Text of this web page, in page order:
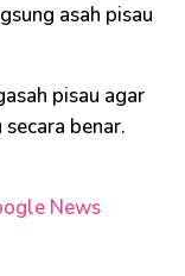
asah pisau
pisau agar
benar.
News